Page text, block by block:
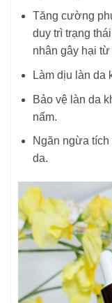
Tăng cường
duy trì trạng
nhân gây hại
Làm dịu làn da
Bảo vệ làn da
nấm.
Ngăn ngừa
da.